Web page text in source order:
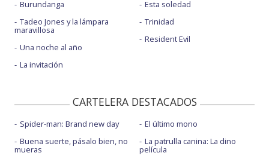
Burundanga
Tadeo Jones y la lámpara
maravillosa
Una noche al año
La invitación
Esta soledad
Trinidad
Resident Evil
CARTELERA DESTACADOS
Spider-man: Brand new day
Buena suerte, pásalo bien, no
mueras
El último mono
La patrulla canina: La dino
película